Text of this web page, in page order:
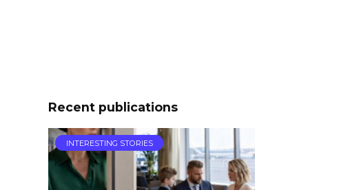
Recent publications
INTERESTING STORIES